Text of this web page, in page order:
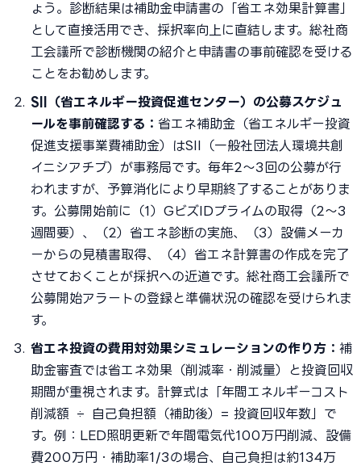
ょう。診断結果は補助金申請書の「省エネ効果計算書」
として直接活用でき、採択率向上に直結します。総社商
工会議所で診断機関の紹介と申請書の事前確認を受ける
ことをお勧めします。
SII（省エネルギー投資促進センター）の公募スケジュ
ールを事前確認する： 省エネ補助金（省エネルギー投資
促進支援事業費補助金）はSII（一般社団法人環境共創
イニシアチブ）が事務局です。毎年2〜3回の公募が行
われますが、予算消化により早期終了することがありま
す。公募開始前に（1）GビズIDプライムの取得（2〜3
週間要）、（2）省エネ診断の実施、（3）設備メーカ
ーからの見積書取得、（4）省エネ計算書の作成を完了
させておくことが採択への近道です。総社商工会議所で
公募開始アラートの登録と準備状況の確認を受けられま
す。
省エネ投資の費用対効果シミュレーションの作り方： 補
助金審査では省エネ効果（削減率・削減量）と投資回収
期間が重視されます。計算式は「年間エネルギーコスト
削減額 ÷ 自己負担額（補助後）= 投資回収年数」で
す。例：LED照明更新で年間電気代100万円削減、設備
費200万円・補助率1/3の場合、自己負担は約134万